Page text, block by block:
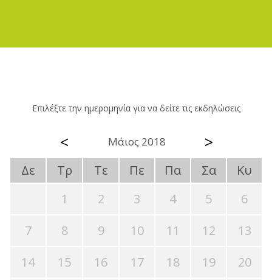
Επιλέξτε την ημερομηνία για να δείτε τις εκδηλώσεις
< Μάιος 2018 >
Δε Τρ Τε Πε Πα Σα
Κυ
1
2 3 4 5
6
7
8 9 10 11 12
13
14
15 16 17 18 19
20